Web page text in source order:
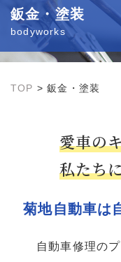
鈑金・塗装
bodyworks
TOP >鈑金・塗装
愛車の
私たち
菊地自動車は
自動車修理の